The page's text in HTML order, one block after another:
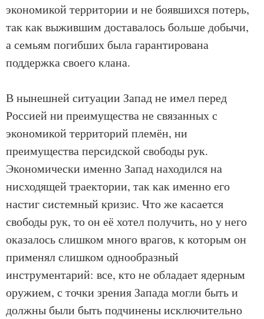
экономикой территории и не боявшихся потерь,
так как выжившим доставалось больше добычи,
а семьям погибших была гарантирована
поддержка своего клана.
В нынешней ситуации Запад не имел перед
Россией ни преимущества не связанных с
экономикой территорий племён, ни
преимущества персидской свободы рук.
Экономически именно Запад находился на
нисходящей траектории, так как именно его
настиг системный кризис. Что же касается
свободы рук, то он её хотел получить, но у него
оказалось слишком много врагов, к которым он
применял слишком однообразный
инструментарий: все, кто не обладает ядерным
оружием, с точки зрения Запада могли быть и
должны были быть подчинены исключительно